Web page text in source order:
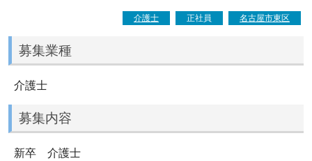
介護士 正社員 名古屋市東区
募集業種
介護士
募集内容
新卒 介護士